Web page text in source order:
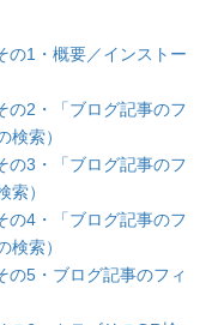
の1・概要／インストー
の2・「ブログ記事のフ
検索）
の3・「ブログ記事のフ
索）
の4・「ブログ記事のフ
検索）
の5・ブログ記事のフィ